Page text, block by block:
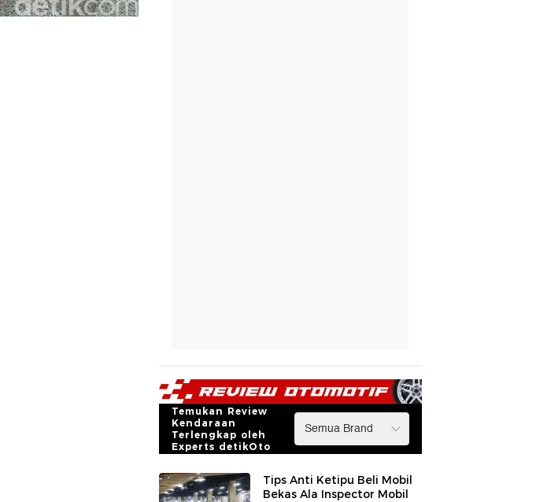
Temukan Review
Kendaraan
Terlengkap oleh
Experts detikOto
Tips Anti Ketipu Beli Mobil
Bekas Ala Inspector Mobil